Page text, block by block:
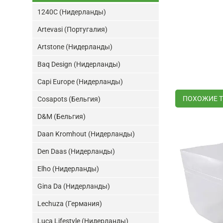
ПОХОЖИЕ
1240C (Нидерланды)
Artevasi (Португалия)
Artstone (Нидерланды)
Baq Design (Нидерланды)
Capi Europe (Нидерланды)
Cosapots (Бельгия)
D&M (Бельгия)
Daan Kromhout (Нидерланды)
Den Daas (Нидерланды)
Elho (Нидерланды)
Gina Da (Нидерланды)
Lechuza (Германия)
Luca Lifestyle (Нидерланды)